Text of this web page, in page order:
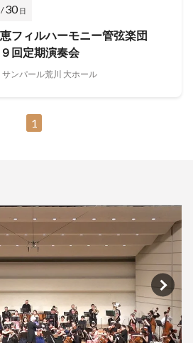
/30 日
フィルハーモニー管弦楽団
回定期演奏会
サンパール荒川 大ホール
1